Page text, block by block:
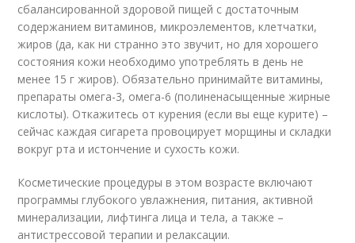
сбалансированной здоровой пищей с достаточным
содержанием витаминов, микроэлементов, клетчатки,
жиров (да, как ни странно это звучит, но для хорошего
состояния кожи необходимо употреблять в день не
менее 15 г жиров). Обязательно принимайте витамины,
препараты омега-3, омега-6 (полиненасыщенные жирные
кислоты). Откажитесь от курения (если вы еще курите) –
сейчас каждая сигарета провоцирует морщины и складки
вокруг рта и истончение и сухость кожи.
Косметические процедуры в этом возрасте включают
программы глубокого увлажнения, питания, активной
минерализации, лифтинга лица и тела, а также –
антистрессовой терапии и релаксации.